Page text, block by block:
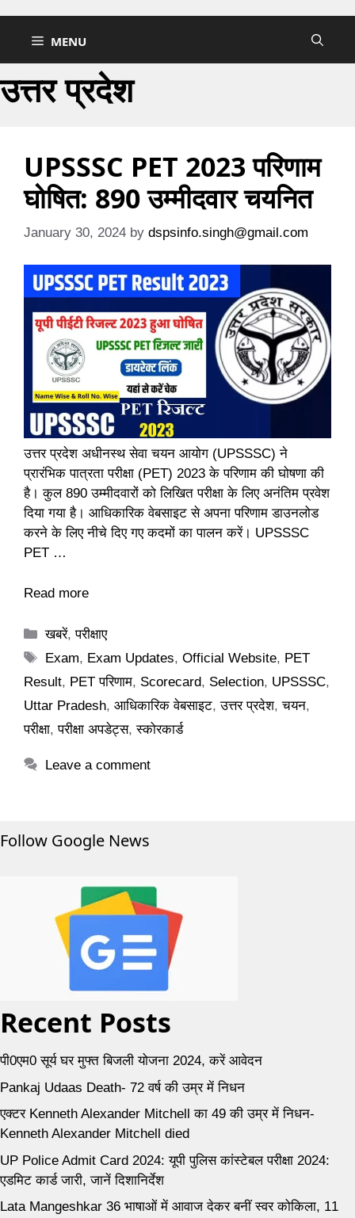
content MENU
उत्तर प्रदेश
UPSSSC PET 2023 परिणाम
घोषित: 890 उम्मीदवार चयनित
January 30, 2024 by dspsinfo.singh@gmail.com
उत्तर प्रदेश अधीनस्थ सेवा चयन आयोग (UPSSSC) ने
प्रारंभिक पात्रता परीक्षा (PET) 2023 के परिणाम की घोषणा की
है। कुल 890 उम्मीदवारों को लिखित परीक्षा के लिए अनंतिम प्रवेश
दिया गया है। आधिकारिक वेबसाइट से अपना परिणाम डाउनलोड
करने के लिए नीचे दिए गए कदमों का पालन करें। UPSSSC
PET …
Read more
Categories
खबरें,परीक्षाए
Tags
Exam, Exam Updates,Official Website, PET
Result, PET परिणाम, Scorecard, Selection, UPSSSC,
Uttar Pradesh, आधिकारिक वेबसाइट,उत्तर प्रदेश,चयन,
परीक्षा,परीक्षा अपडेट्स,स्कोरकार्ड
Leave a comment
Follow Google News
Recent Posts
पी0एम0 सूर्य घर मुफ्त बिजली योजना 2024, करें आवेदन
Pankaj Udaas Death- 72 वर्ष की उम्र में निधन
एक्टर Kenneth Alexander Mitchell का 49 की उम्र में निधन-
Kenneth Alexander Mitchell died
UP Police Admit Card 2024: यूपी पुलिस कांस्टेबल परीक्षा 2024:
एडमिट कार्ड जारी, जानें दिशानिर्देश
Lata Mangeshkar 36 भाषाओं में आवाज देकर बनीं स्वर कोकिला, 11